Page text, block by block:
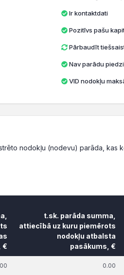
Ir kontaktdati
Pozitīvs pašu
Pārbaudīt
Nav parādu
VID nodokļu
nodokļu (nodevu) parāda, kas
€
t.sk. parāda summa,
attiecībā uz kuru piemērots
nodokļu atbalsta
pasākums, €
0.00